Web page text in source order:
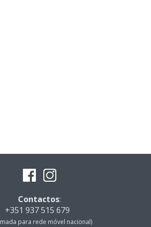
Contactos:
+351 937 515 679
para rede móvel nacional)